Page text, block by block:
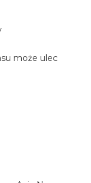
może ulec